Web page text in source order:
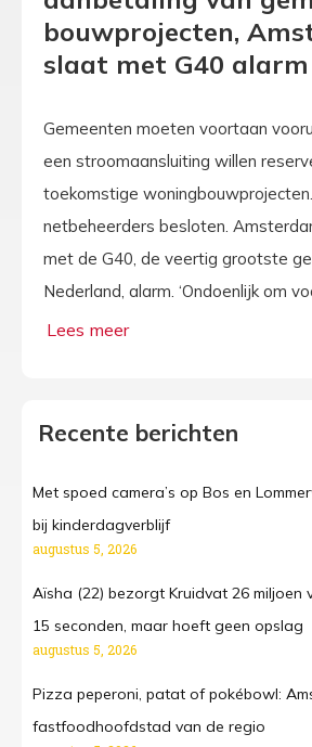
bouwprojecten,
slaat met G40 alarm
Gemeenten moeten voortaan
een stroomaansluiting willen
toekomstige
netbeheerders besloten.
met de G40, de veertig grootste
Nederland, alarm. ‘Ondoenlijk om
Recente berichten
Met spoed camera’s op Bos en
bij kinderdagverblijf
augustus 5, 2026
Aïsha (22) bezorgt Kruidvat 26 miljoen
15 seconden, maar hoeft geen opslag
augustus 5, 2026
Pizza peperoni, patat of pokébowl:
fastfoodhoofdstad van de regio